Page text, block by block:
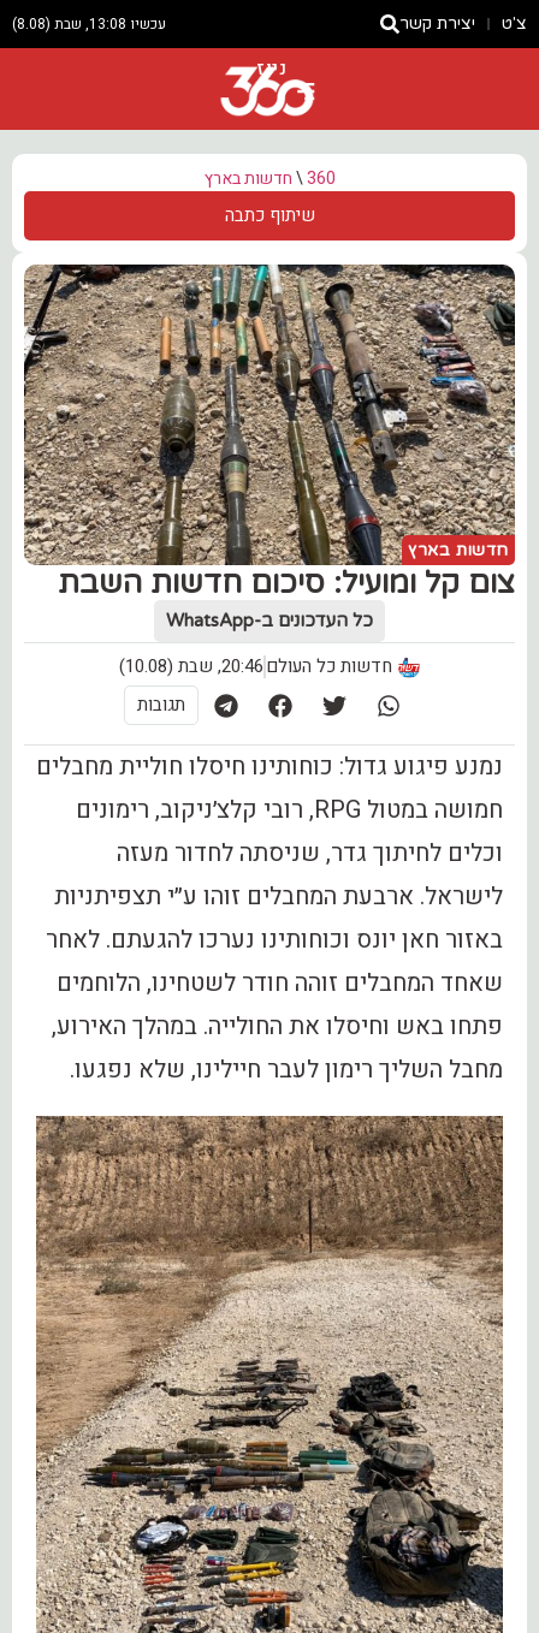
צ'ט יצירת קשר עכשיו 13:08, שבת (8.08)
ניוז
360
\חדשות בארץ
שיתוף כתבה
חדשות בארץ
צום קל ומועיל: סיכום חדשות השבת
כל העדכונים ב-WhatsApp
חדשות כל העולם20:46, שבת (10.08)
תגובות
נמנע פיגוע גדול: כוחותינו חיסלו חוליית מחבלים
חמושה במטול RPG, רובי קלצ׳ניקוב, רימונים
וכלים לחיתוך גדר, שניסתה לחדור מעזה
לישראל. ארבעת המחבלים זוהו ע״י תצפיתניות
באזור חאן יונס וכוחותינו נערכו להגעתם. לאחר
שאחד המחבלים זוהה חודר לשטחינו, הלוחמים
פתחו באש וחיסלו את החולייה. במהלך האירוע,
מחבל השליך רימון לעבר חיילינו, שלא נפגעו.